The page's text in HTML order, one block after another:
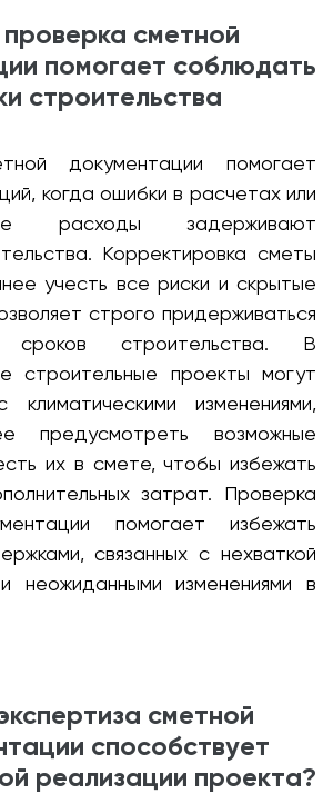
проверка сметной
помогает соблюдать
строительства
документации помогает
когда ошибки в расчетах или
расходы задерживают
Корректировка сметы
учесть все риски и скрытые
строго придерживаться
строительства. В
строительные проекты могут
климатическими изменениями,
предусмотреть возможные
их в смете, чтобы избежать
затрат. Проверка
помогает избежать
связанных с нехваткой
неожиданными изменениями в
сметной
способствует
реализации проекта?